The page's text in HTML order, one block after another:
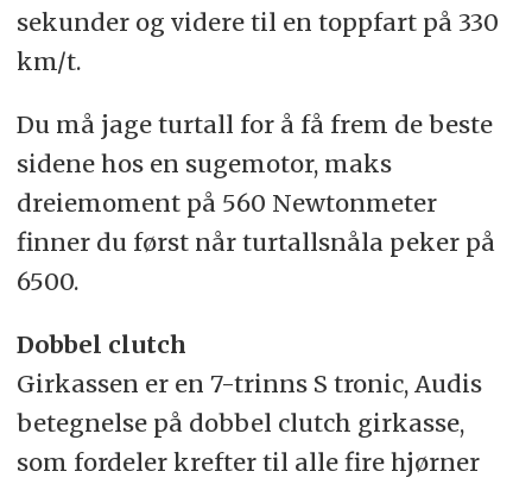
sekunder og videre til en toppfart på 330
km/t.
Du må jage turtall for å få frem de beste
sidene hos en sugemotor, maks
dreiemoment på 560 Newtonmeter
finner du først når turtallsnåla peker på
6500.
Dobbel clutch
Girkassen er en 7-trinns S tronic, Audis
betegnelse på dobbel clutch girkasse,
som fordeler krefter til alle fire hjørner